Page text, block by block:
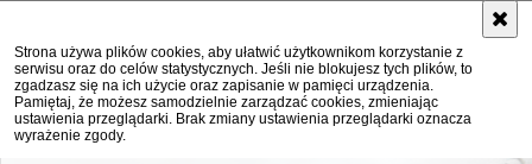
Strona używa plików cookies, aby ułatwić użytkownikom korzystanie z
serwisu oraz do celów statystycznych. Jeśli nie blokujesz tych plików, to
zgadzasz się na ich użycie oraz zapisanie w pamięci urządzenia.
Pamiętaj, że możesz samodzielnie zarządzać cookies, zmieniając
ustawienia przeglądarki. Brak zmiany ustawienia przeglądarki oznacza
wyrażenie zgody.